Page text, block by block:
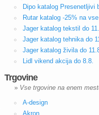
Dipo katalog Presenetljivi
Rutar katalog -25% na vse
Jager katalog tekstil do
Jager katalog tehnika do
Jager katalog živila do
Lidl vikend akcija do 8.8.
Trgovine
» Vse trgovine na enem
A-design
Akron